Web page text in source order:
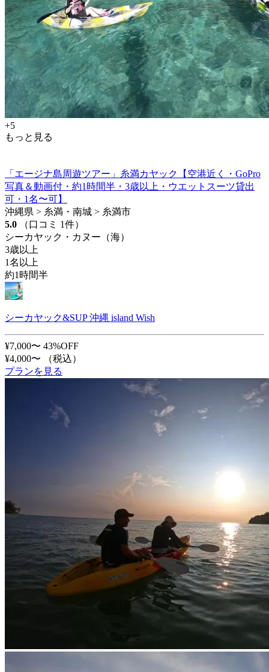
+5
もっと見る
「エージナ島周遊ツアー」糸満カヤック【空港近く・GoPro
写真＆動画付・約1時間半・3歳以上・ウエットスーツ貸出
可・1名〜可】
沖縄県 > 糸満・南城 > 糸満市
5.0
（口コミ 1件）
シーカヤック・カヌー（海）
3歳以上
1名以上
約1時間半
シーカヤック&SUP 沖縄 island Wish
¥7,000〜 43%OFF
¥4,000〜
（税込）
プランを見る